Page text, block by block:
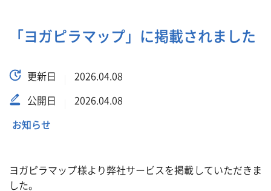
「ヨガピラマップ」に掲載されました
更新日 2026.04.08
公開日 2026.04.08
お知らせ
ヨガピラマップ様より弊社サービスを掲載していただきま
した。